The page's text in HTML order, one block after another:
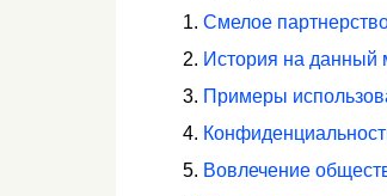
Смелое
История на данный
Примеры
Вовлечение